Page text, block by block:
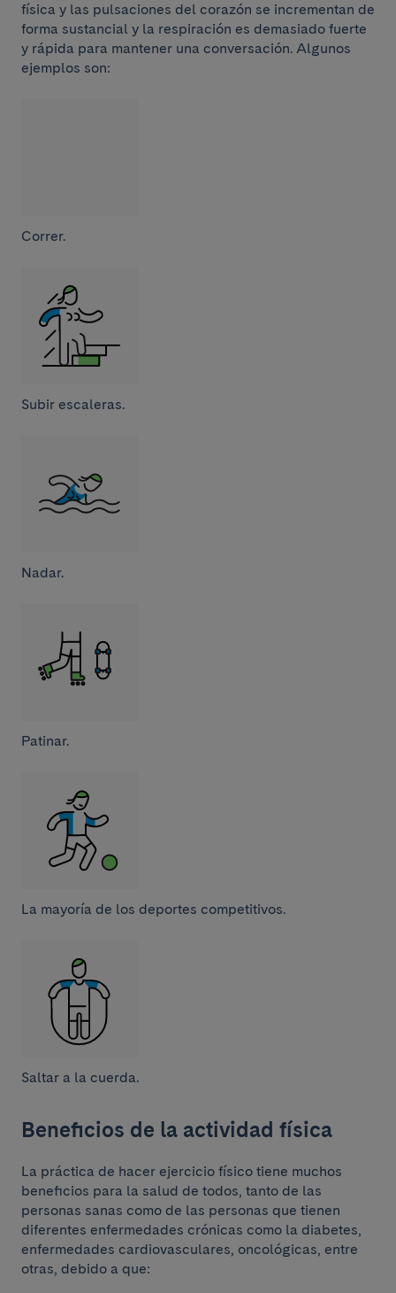
física y las pulsaciones del corazón se incrementan de
forma sustancial y la respiración es demasiado fuerte
y rápida para mantener una conversación. Algunos
ejemplos son:
Correr.
Subir escaleras.
Nadar.
Patinar.
La mayoría de los deportes competitivos.
Saltar a la cuerda.
Beneficios de la actividad física
La práctica de hacer ejercicio físico tiene muchos
beneficios para la salud de todos, tanto de las
personas sanas como de las personas que tienen
diferentes enfermedades crónicas como la diabetes,
enfermedades cardiovasculares, oncológicas, entre
otras, debido a que: